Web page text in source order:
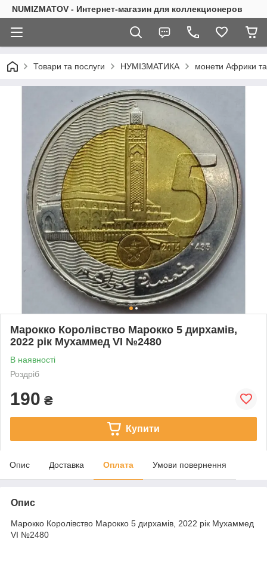
NUMIZMATOV - Интернет-магазин для коллекционеров
Товари та послуги НУМІЗМАТИКА монети Африки та
Марокко Королівство Марокко 5 дирхамiв,
2022 рік Мухаммед VI №2480
В наявності
Роздріб
190 ₴
Купити
Опис Доставка Оплата Умови повернення
Опис
Марокко Королівство Марокко 5 дирхамiв, 2022 рік Мухаммед
VI №2480